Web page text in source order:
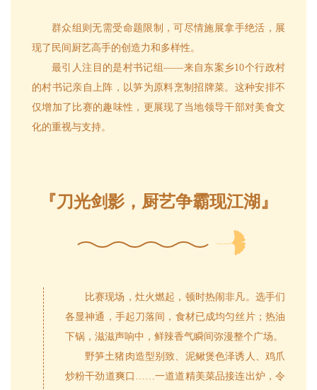
群众组则无需受命题限制，可尽情施展拿手绝活，展
现了民间厨艺高手的创造力和多样性。
最引人注目的是村书记组——来自东案乡10个行政村
的村书记亲自上阵，以笋为原料烹制招牌菜。这种安排不
仅增加了比赛的趣味性，更展现了当地领导干部对美食文
化的重视与支持。
『刀光剑影，厨艺争霸现江湖』
比赛现场，灶火燃起，顿时热闹非凡。选手们
各显神通，手起刀落间，食材已成均匀丝片；热油
下锅，滋滋声响中，鲜辣香气瞬间弥漫整个广场。
野笋土猪肉造型别致、泥鳅煲色泽诱人、鸡爪
炒粉干劲道爽口……一道道精美菜品接连出炉，令